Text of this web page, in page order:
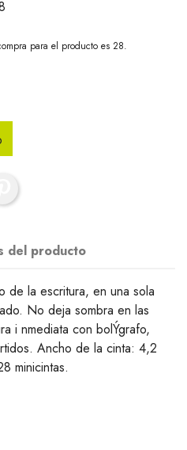
para el producto es 28.
del producto
de la escritura, en una sola
No deja sombra en las
i nmediata con bolÝgrafo,
Ancho de la cinta: 4,2
minicintas.